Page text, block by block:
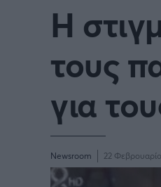
Η
τους
για
Newsroom 22